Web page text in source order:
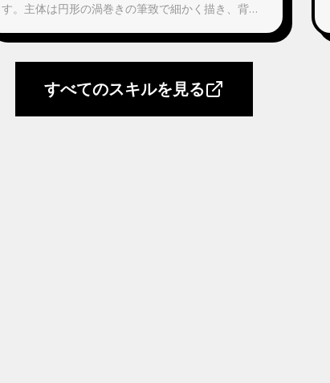
す。主体は円形の渦巻きの筆致で細かく描き、背景
のコントラストが画面に呼吸感を与えます。二焦点
ンバーゴールドの補色の色面は、木版画のように極
を生成し、色合いや時間、感情、季節、筆致の密度
すべてのスキルを見る